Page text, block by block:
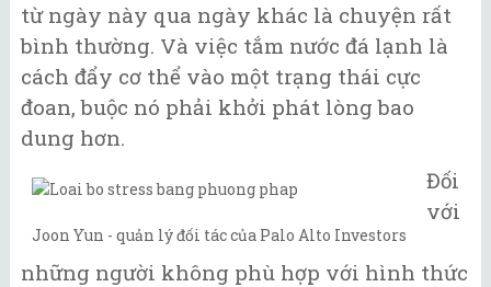
từ ngày này qua ngày khác là chuyện rất
bình thường. Và việc tắm nước đá lạnh là
cách đẩy cơ thể vào một trạng thái cực
đoan, buộc nó phải khởi phát lòng bao
dung hơn.
Joon Yun - quản lý đối tác của Palo Alto Investors
Đối
với
những người không phù hợp với hình thức